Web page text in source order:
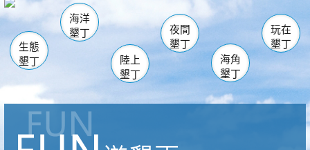
南仁湖
海生館
恆春 佳樂水
龍鑾潭自然中心 森林遊樂區
瓊麻館
關山 墾管處遊客中心
社頂公園 風吹沙
船帆石
白砂 龍磐公園
香蕉灣
砂島
鵝鑾鼻
生態
墾丁
海洋
墾丁
陸上
墾丁
夜間
墾丁
海角
墾丁
玩在
墾丁